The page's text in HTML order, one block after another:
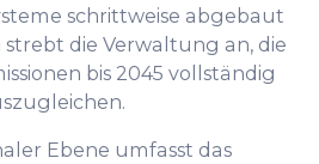
schrittweise abgebaut
die Verwaltung an, die
bis 2045 vollständig
Ebene umfasst das